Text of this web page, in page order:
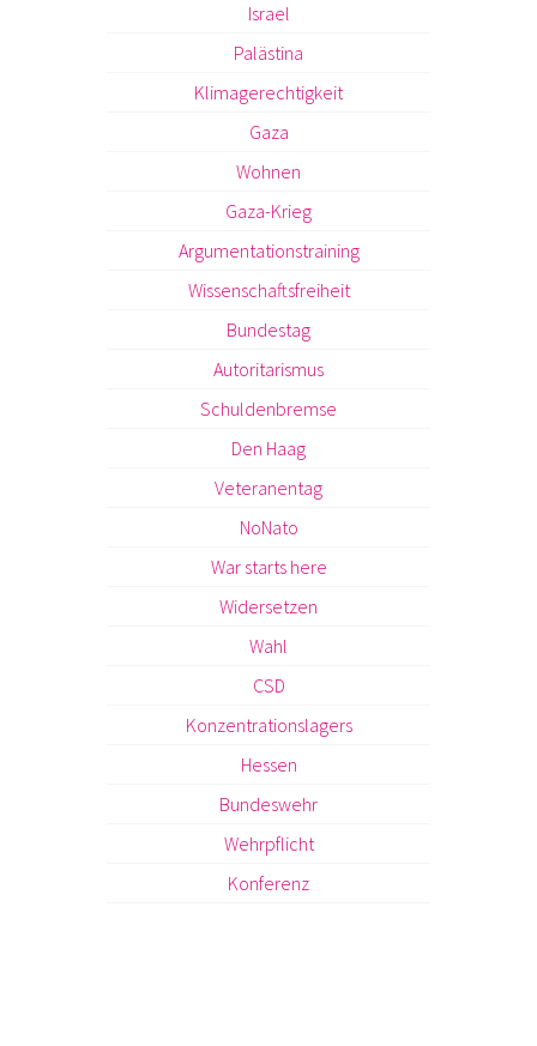
Israel
Palästina
Klimagerechtigkeit
Gaza
Wohnen
Gaza-Krieg
Argumentationstraining
Wissenschaftsfreiheit
Bundestag
Autoritarismus
Schuldenbremse
Den Haag
Veteranentag
NoNato
War starts here
Widersetzen
Wahl
CSD
Konzentrationslagers
Hessen
Bundeswehr
Wehrpflicht
Konferenz